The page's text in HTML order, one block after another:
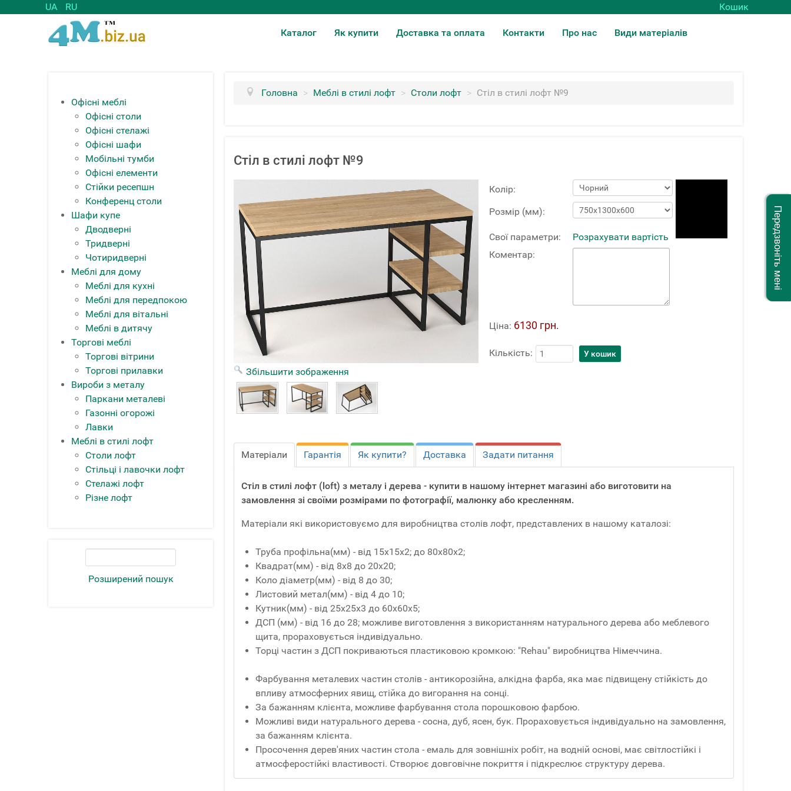
UA RU Кошик
Каталог Як купити Доставка та оплата Контакти Про нас Види матеріалів
Офісні меблі
Офісні столи
Офісні стелажі
Офісні шафи
Мобільні тумби
Офісні елементи
Стійки ресепшн
Конференц столи
Шафи купе
Дводверні
Тридверні
Чотиридверні
Меблі для дому
Меблі для кухні
Меблі для передпокою
Меблі для вітальні
Меблі в дитячу
Торгові меблі
Торгові вітрини
Торгові прилавки
Вироби з металу
Паркани металеві
Газонні огорожі
Лавки
Меблі в стилі лофт
Столи лофт
Стільці і лавочки лофт
Стелажі лофт
Різне лофт
Розширений пошук
Головна > Меблі в стилі лофт > Столи лофт > Стіл в стилі лофт №9
Стіл в стилі лофт №9
Збільшити зображення
Колір:
Розмір (мм):
Свої параметри:
Розрахувати вартість
Коментар:
Ціна: 6130 грн.
Кількість:
Матеріали Гарантія Як купити? Доставка Задати питання
Стіл в стилі лофт (loft) з металу і дерева - купити в нашому інтернет магазині або виготовити на
замовлення зі своїми розмірами по фотографії, малюнку або кресленням.
Матеріали які використовуємо для виробництва столів лофт, представлених в нашому каталозі:
Труба профільна(мм) - від 15x15x2; до 80x80x2;
Квадрат(мм) - від 8x8 до 20x20;
Коло діаметр(мм) - від 8 до 30;
Листовий метал(мм) - від 4 до 10;
Кутник(мм) - від 25x25x3 до 60x60x5;
ДСП (мм) - від 16 до 28; можливе виготовлення з використанням натурального дерева або меблевого
щита, прораховується індивідуально.
Торці частин з ДСП покриваються пластиковою кромкою: "Rehau" виробництва Німеччина.
Фарбування металевих частин столів - антикорозійна, алкідна фарба, яка має підвищену стійкість до
впливу атмосферних явищ, стійка до вигорання на сонці.
За бажанням клієнта, можливе фарбування стола порошковою фарбою.
Можливі види натурального дерева - сосна, дуб, ясен, бук. Прораховується індивідуально на замовлення,
за бажанням клієнта.
Просочення дерев'яних частин стола - емаль для зовнішніх робіт, на водній основі, має світлостійкі і
атмосферостійкі властивості. Створює довговічне покриття і підкреслює структуру дерева.
Передзвоніть мені